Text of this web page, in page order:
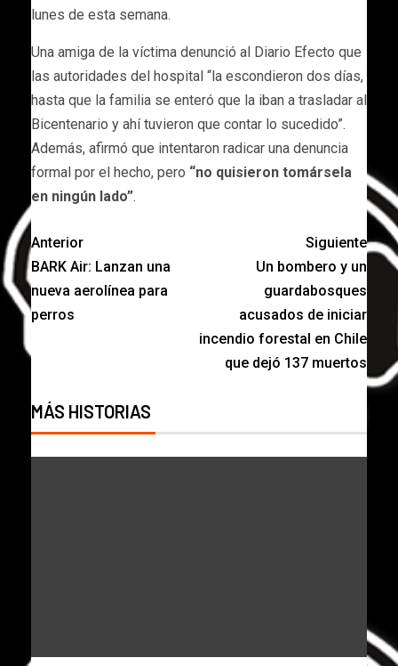
lunes de esta semana.
Una amiga de la víctima denunció al Diario Efecto que
las autoridades del hospital “la escondieron dos días,
hasta que la familia se enteró que la iban a trasladar al
Bicentenario y ahí tuvieron que contar lo sucedido”.
Además, afirmó que intentaron radicar una denuncia
formal por el hecho, pero “no quisieron tomársela
en ningún lado”.
Anterior
BARK Air: Lanzan una
nueva aerolínea para
perros
Siguiente
Un bombero y un
guardabosques
acusados de iniciar
incendio forestal en Chile
que dejó 137 muertos
MÁS HISTORIAS